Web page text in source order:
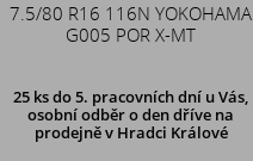
7.5/80 R16 116N YOKOHAMA
G005 POR X-MT
25 ksdo 5. pracovních dní u Vás,
osobní odběr o den dříve na
prodejněv Hradci Králové